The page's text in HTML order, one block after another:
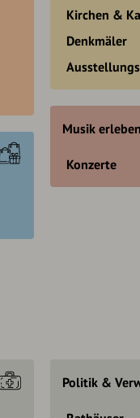
Kirchen &
Denkmäler
Musik erleben
Konzerte
Politik &